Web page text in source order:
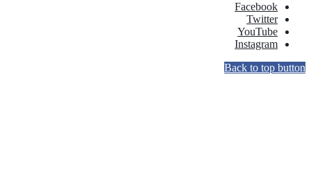
Facebook
Twitter
YouTube
Instagram
Back to top button